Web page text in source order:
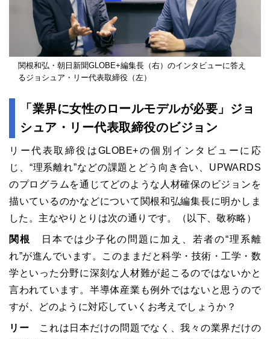
関根和弘・朝日新聞GLOBE+編集長（右）のインタビューに答え
るジョシュア・リー代表取締役（左）
「業界に女性のロールモデルが必要」ジョ
シュア・リー代表取締役のビジョン
リー代表取締役はGLOBE+の個別インタビューに応
じ、“理系離れ”などの課題とどう向き合い、UPWARDS
のプログラムを通じてどのような人材確保のビジョンを
描いているのかなどについて関根和弘編集長に明かしま
した。主なやりとりは次の通りです。（以下、敬称略）
関根
日本では少子化の問題に加え、若者の“理系離
れ”が進んでいます。このままだと科学・技術・工学・数
学といった分野に深刻な人材難が起こるのではないかと
言われています。半導体産業も例外ではないと思うので
すが、どのように対応していくお考えでしょうか？
リー これは日本だけの問題でなく、我々の業界だけの